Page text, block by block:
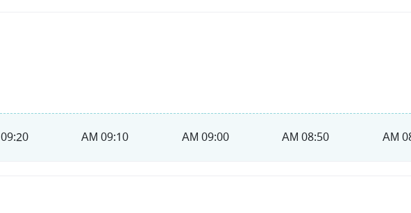
08:50 AM
09:00 AM
09:10 AM
09:20 AM